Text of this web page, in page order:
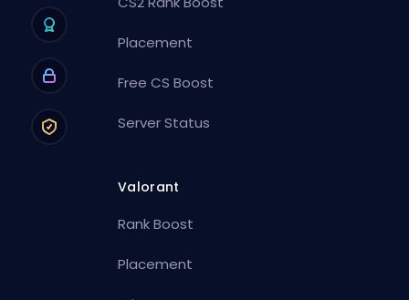
Placement
Free CS Boost
Server Status
Valorant
Rank Boost
Placement